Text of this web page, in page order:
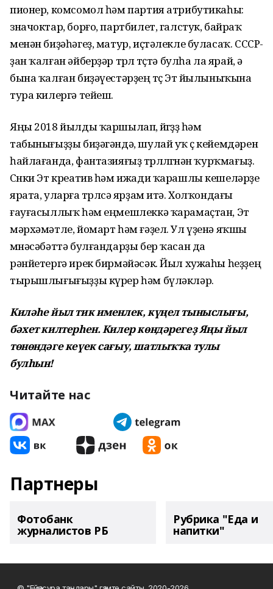
пионер, комсомол һәм партия атрибутикаһы:
значоктар, борғо, партбилет, галстук, байраҡ
менән биҙәһәгеҙ, матур, иҫтәлекле буласаҡ. СССР-
ҙан ҡалған әйберҙәр төрлө төҫтә булһа ла ярай, ә
бына ҡалған биҙәүестәрҙең төҫө Эт йылыныҡына
тура килергә тейеш.
Яңы 2018 йылды ҡаршылап, өйөгөҙҙө һәм
табынығыҙҙы биҙәгәндә, шулай уҡ өҫ кейемдәрен
һайлағанда, фантазияғыҙ төрлөлөгөнән ҡурҡмағыҙ.
Сөнки Эт креатив һәм ижади ҡарашлы кешеләрҙе
ярата, уларға төрлөсә ярҙам итә. Холҡондағы
ғауғасыллыҡ һәм еңмешлеккә ҡарамаҫтан, Эт
мәрхәмәтле, йомарт һәм ғәҙел. Ул үҙенә яҡшы
мөнәсәбәттә булғандарҙы бер ҡасан да
рәнйетергә ирек бирмәйәсәк. Йыл хужаһы һеҙҙең
тырышлығығыҙҙы күрер һәм бүләкләр.
Киләһе йыл тик именлек, күңел тыныслығы,
бәхет килтерһен. Килер көндәрегеҙ Яңы йыл
төнөндәге кеүек сағыу, шатлыҡҡа тулы
булһын!
Читайте нас
Партнеры
Фотобанк
журналистов РБ
Рубрика "Еда и
напитки"